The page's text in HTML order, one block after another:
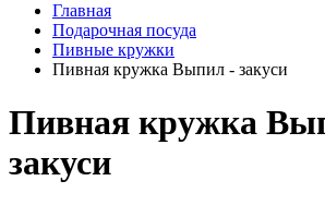
Главная
Подарочная посуда
Пивные кружки
Пивная кружка Выпил - закуси
Пивная кружка
закуси